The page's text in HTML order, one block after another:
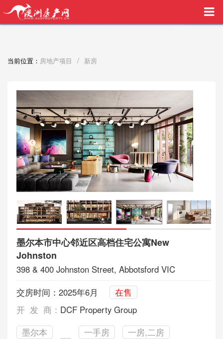
买家中介VIP服务，助您安心购房
当前位置： 房地产项目 / 新房
墨尔本市中心邻近区高档住宅公寓New
Johnston
398 & 400 Johnston Street, Abbotsford VIC
交房时间：2025年6月
在售
开 发 商： DCF Property Group
墨尔本
一手房 一房,二房